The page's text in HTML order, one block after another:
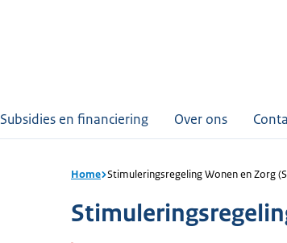
Subsidies en financiering Over ons
Home Stimuleringsregeling Wonen en Zorg